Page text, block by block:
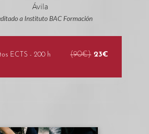
a Instituto BAC Formación
ECTS - 200 h (90€) 23€